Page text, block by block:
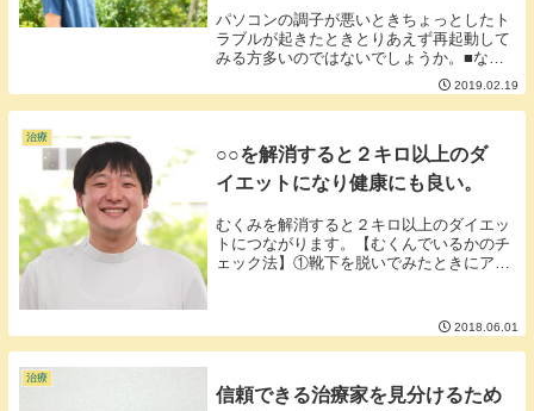
パソコンの調子が悪いときちょっとしたト
ラブルが起きたときとりあえず再起動して
みる方多いのではないでしょうか。■なぜ
再起動すると良くなるのか。ざっくり言う
とパソコンが色々な仕事を処理する上でど
うしても情報のゴミが出たり間違った指令
2019.02.19
治療
○○を解消すると２キロ以上のダ
イエットになり健康にも良い。
むくみを解消すると２キロ以上のダイエッ
トにつながります。【むくんでいるかのチ
ェック法】①靴下を脱いでみたときにアト
が見られる状態では少なくともカラダの水
分のうち１０...
2018.06.01
治療
信頼できる治療家を見分けるため